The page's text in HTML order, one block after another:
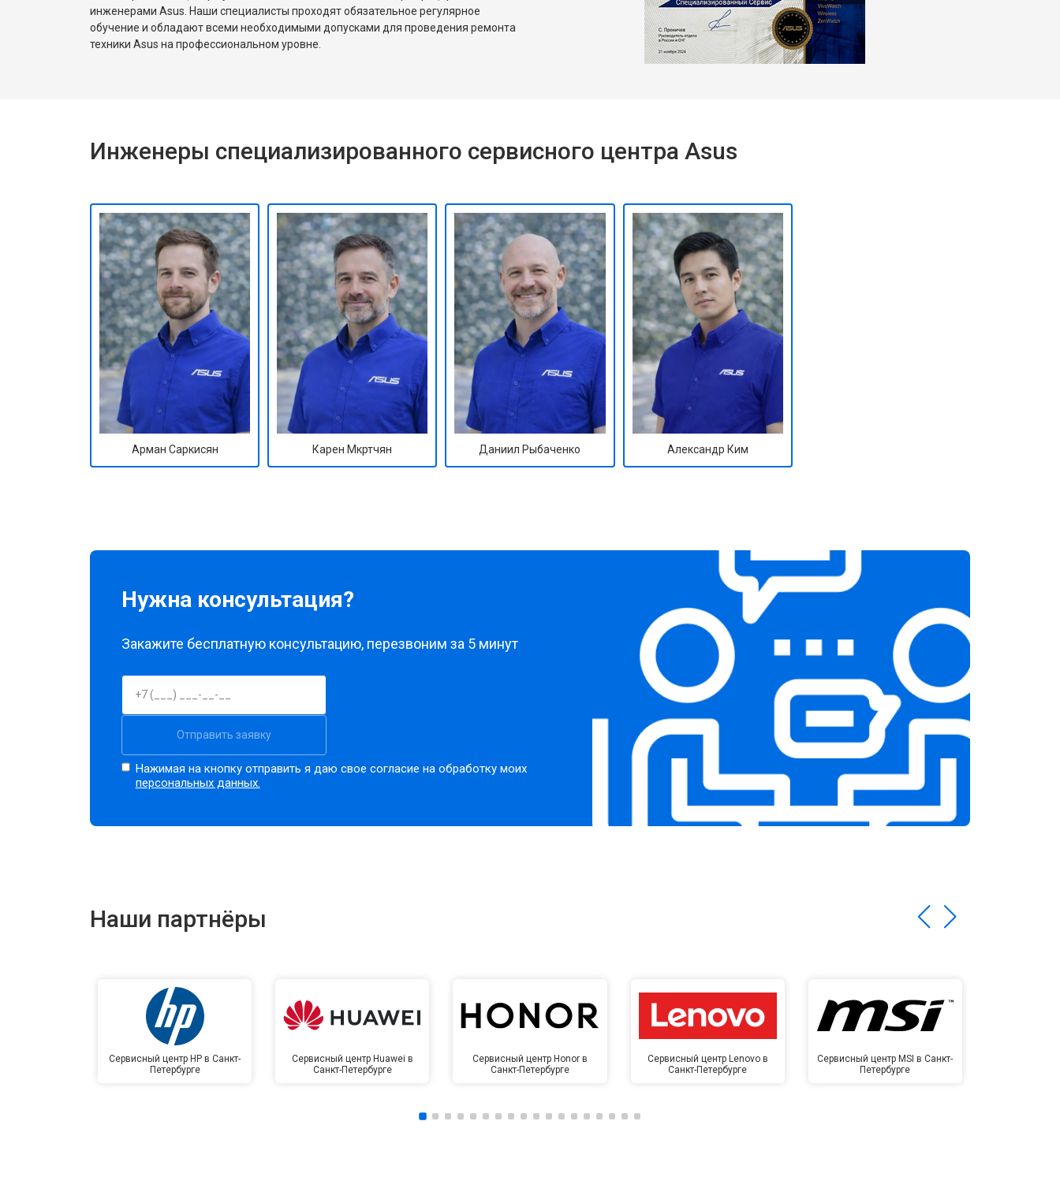
инженерами Asus. Наши специалисты проходят обязательное регулярное
обучение и обладают всеми необходимыми допусками для проведения ремонта
техники Asus на профессиональном уровне.
Инженеры специализированного сервисного центра Asus
Арман Саркисян Карен Мкртчян Даниил Рыбаченко Александр Ким
Нужна консультация?
Закажите бесплатную консультацию, перезвоним за 5 минут
Отправить заявку
Нажимая на кнопку отправить я даю свое согласие на обработку моих
персональных данных.
Наши партнёры
Сервисный центр HP в Санкт-
Петербурге
Сервисный центр Huawei в
Санкт-Петербурге
Сервисный центр Honor в
Санкт-Петербурге
Сервисный центр Lenovo в
Санкт-Петербурге
Сервисный центр MSI в Санкт-
Петербурге